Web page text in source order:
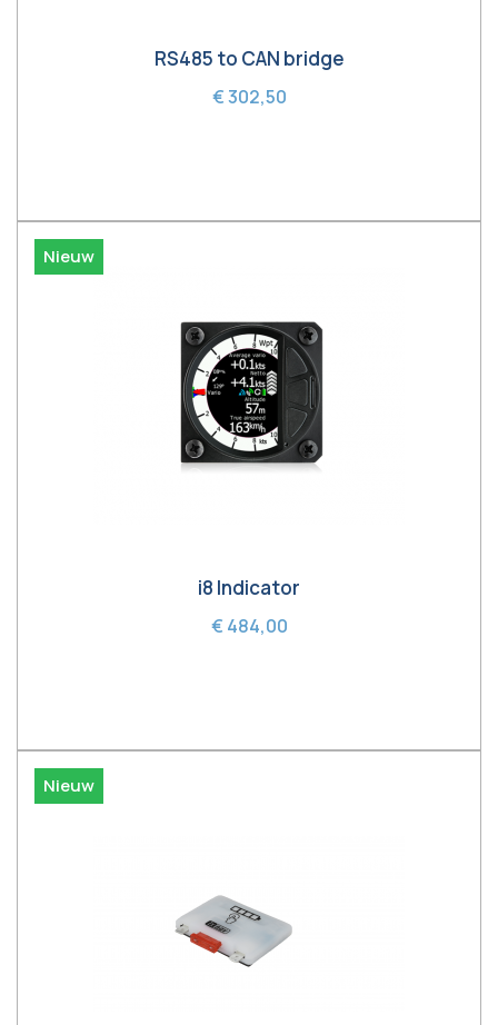
RS485 to CAN bridge
€ 302,50
Nieuw
i8 Indicator
€ 484,00
Nieuw